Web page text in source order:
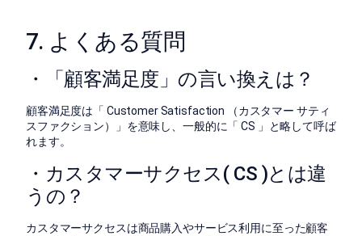
7. よくある質問
・「顧客満足度」の言い換えは？
顧客満足度は「 Customer Satisfaction （カスタマー サティ
スファクション）」を意味し、一般的に「 CS 」と略して呼ば
れます。
・カスタマーサクセス( CS )とは違
うの？
カスタマーサクセスは商品購入やサービス利用に至った顧客